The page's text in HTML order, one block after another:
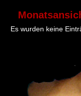
Es wurden keine